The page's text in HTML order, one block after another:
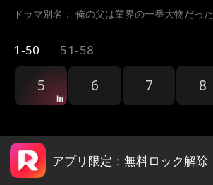
ドラマ別名： 俺の父は業界の一番大物だった
1-50 51-58
5 6 7 8
アプリ限定：無料ロック解除